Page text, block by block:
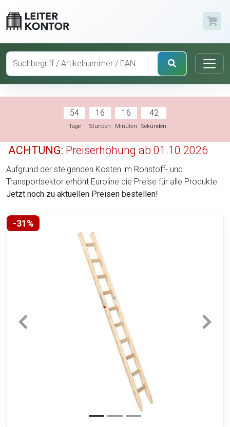
54
Tage
16
Stunden
16
Minuten
41
Sekunden
ACHTUNG: Preiserhöhung ab 01.10.2026
Aufgrund der steigenden Kosten im Rohstoff- und
Transportsektor erhöht Euroline die Preise für alle Produkte.
Jetzt noch zu aktuellen Preisen bestellen!
-31%